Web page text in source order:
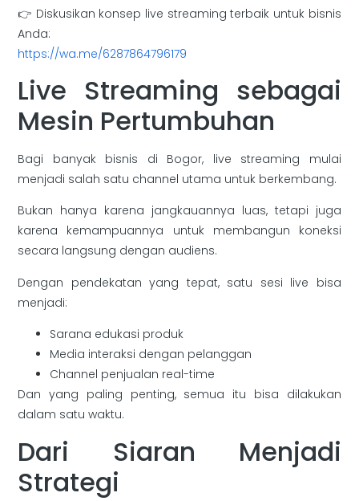
👉 Diskusikan konsep live streaming terbaik untuk bisnis
Anda:
https://wa.me/6287864796179
Live Streaming sebagai
Mesin Pertumbuhan
Bagi banyak bisnis di Bogor, live streaming mulai
menjadi salah satu channel utama untuk berkembang.
Bukan hanya karena jangkauannya luas, tetapi juga
karena kemampuannya untuk membangun koneksi
secara langsung dengan audiens.
Dengan pendekatan yang tepat, satu sesi live bisa
menjadi:
Sarana edukasi produk
Media interaksi dengan pelanggan
Channel penjualan real-time
Dan yang paling penting, semua itu bisa dilakukan
dalam satu waktu.
Dari Siaran Menjadi
Strategi